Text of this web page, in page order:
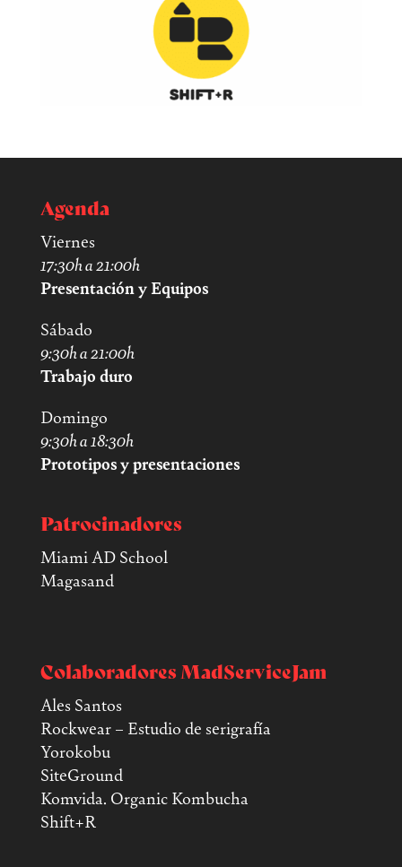
Agenda
Viernes
17:30h a 21:00h
Presentación y Equipos
Sábado
9:30h a 21:00h
Trabajo duro
Domingo
9:30h a 18:30h
Prototipos y presentaciones
Patrocinadores
Miami AD School
Magasand
Colaboradores MadServiceJam
Ales Santos
Rockwear – Estudio de serigrafía
Yorokobu
SiteGround
Komvida. Organic Kombucha
Shift+R